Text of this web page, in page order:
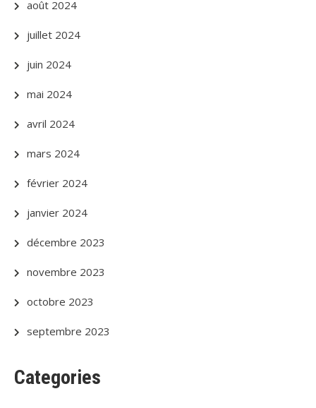
août 2024
juillet 2024
juin 2024
mai 2024
avril 2024
mars 2024
février 2024
janvier 2024
décembre 2023
novembre 2023
octobre 2023
septembre 2023
Categories